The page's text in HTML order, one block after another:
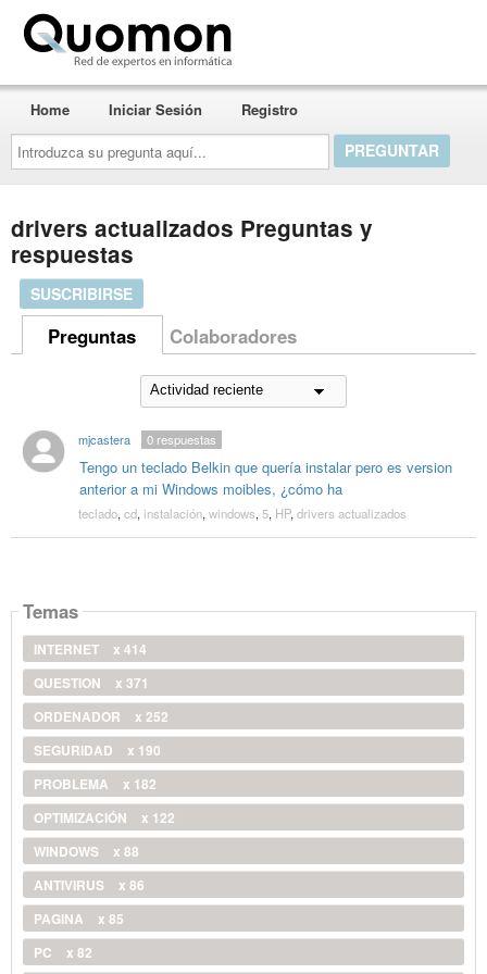
Introduzca
su
pregunta
aquí...
Home Iniciar Sesión Registro
drivers actualizados Preguntas y
respuestas
SUSCRIBIRSE
Preguntas Colaboradores
mjcastera
Tengo un teclado Belkin que quería instalar pero es version
anterior a mi Windows moibles, ¿cómo ha
0respuestas
teclado, cd, instalación, windows, 5, HP, drivers actualizados
Temas
INTERNET
x 414
QUESTION
x 371
ORDENADOR
x 252
SEGURIDAD
x 190
PROBLEMA
x 182
OPTIMIZACIÓN
x 122
WINDOWS
x 88
ANTIVIRUS
x 86
PAGINA
x 85
PC
x 82